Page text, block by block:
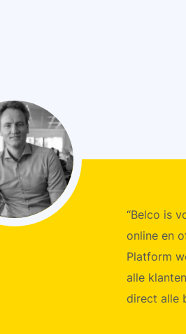
“Belco is
online en
Platform
alle
direct alle